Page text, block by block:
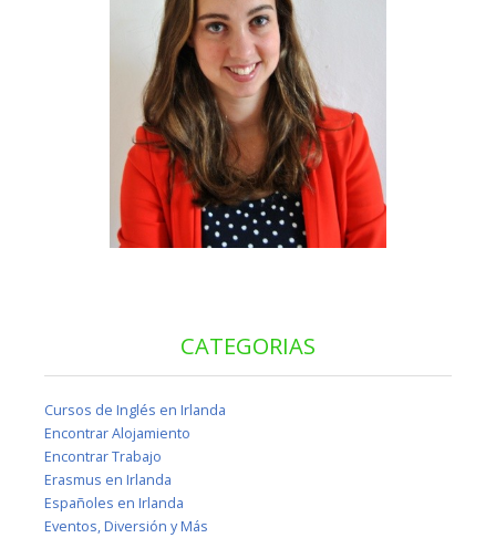
CATEGORIAS
Cursos de Inglés en Irlanda
Encontrar Alojamiento
Encontrar Trabajo
Erasmus en Irlanda
Españoles en Irlanda
Eventos, Diversión y Más